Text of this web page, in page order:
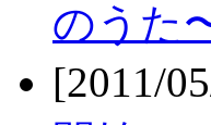
のうた
[2011/